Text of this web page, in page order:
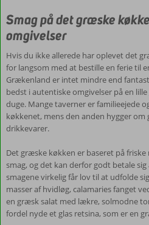
bjerglandskaber,
barske
kystlandskaber
og
endeløse
olivenlunde.
Blandt
de
største
og
velbesøgte
naturattraktioner,
finder
du
Samaria-
kløften
Smag på det græske
omgivelser
Hvis du ikke allerede har oplevet det
for langsom med at bestille en ferie til
Grækenland er intet mindre end
bedst i autentiske omgivelser på en
duge. Mange taverner er familieejede
køkkenet, mens den anden hygger
drikkevarer.
Det græske køkken er baseret på
smag, og det kan derfor godt betale
smagene virkelig får lov til at udfolde
masser af hvidløg, calamaries fanget
en græsk salat med lækre, solmodne
fordel nyde et glas retsina, som er en